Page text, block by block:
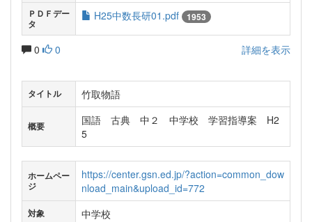
ＰＤＦデー
タ
H25中数長研01.pdf 1953
0 0 詳細を表示
タイトル 竹取物語
概要
国語 古典 中２ 中学校 学習指導案 H2
5
ホームペー
ジ
https://center.gsn.ed.jp/?action=common_dow
nload_main&upload_id=772
対象 中学校